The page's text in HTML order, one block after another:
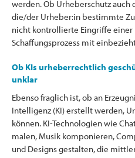
werden. Ob Urheberschutz auch
die/der Urheber:in bestimmte
nicht kontrollierte Eingriffe einer
Schaffungsprozess mit
Ob KIs urheberrechtlich
unklar
Ebenso fraglich ist, ob an
Intelligenz (KI) erstellt werden,
können. KI-Technologien wie
malen, Musik komponieren,
und Designs gestalten, die